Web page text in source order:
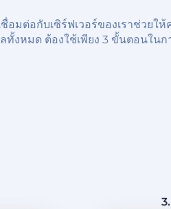
ชื่อมต่อกับเซิร์ฟเวอร์ของเราช่วย
ทั้งหมด ต้องใช้เพียง 3 ขั้นตอนใน